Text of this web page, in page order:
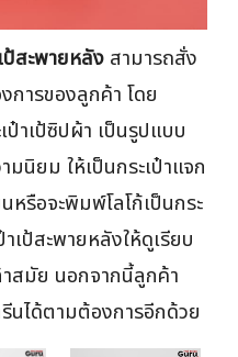
ป้สะพายหลัง สามารถสั่ง
ารของลูกค้า โดย
าเป้ซิปผ้า เป็นรูปแบบ
มนิยม ให้เป็นกระเป๋าแจก
หรือจะพิมพ์โลโก้เป็นกระ
เป้สะพายหลังให้ดูเรียบ
าสมัย นอกจากนี้ลูกค้า
นได้ตามต้องการอีกด้วย